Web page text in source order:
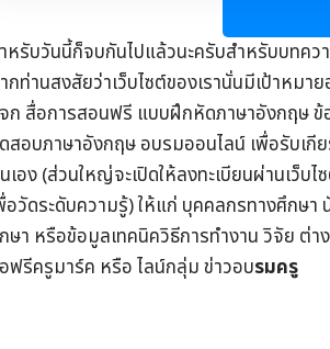
หรับวันนี้ก็จบกันไปแล้วนะครับสำหรับบทคว
กท่านสงสัยว่าเว็บไซต์ของเรานั่นมีเป้าหมา
ก สื่อการสอนฟรี แบบฝึกหัดภาษาอังกฤษข้
สอบภาษาอังกฤษอบรมออนไลน์ เพื่อรับเกี
เอง (ส่วนใหญ่จะเปิดให้ลงทะเบียนผ่านเว็
อวัดระดับความรู้) ให้แก่ บุคคลกรทางศึกษ
ษา หรือข้อมูลเทคนิควิธีการทำงาน วิจัย ต่
ฟรีครูมาร์ค หรือ ไลน์กลุ่มข่าวอบรมครู